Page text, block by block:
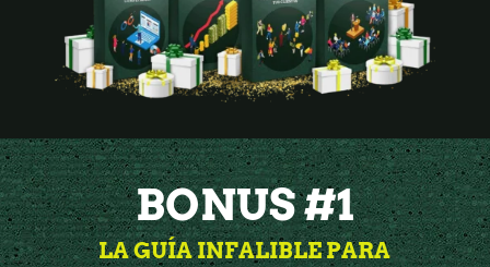
BONUS #1
LA GUÍA INFALIBLE PARA